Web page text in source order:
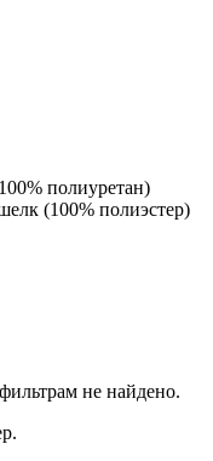
полиуретан)
(100% полиэстер)
не найдено.